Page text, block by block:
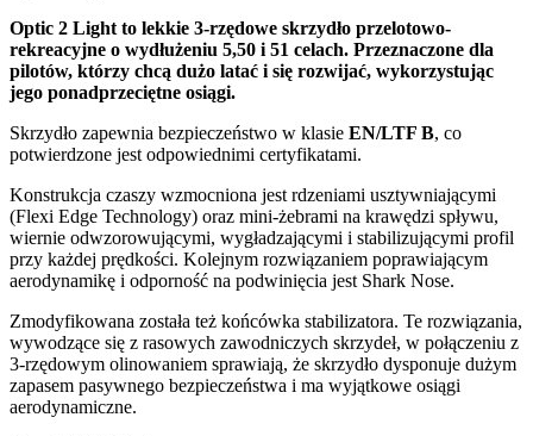
Optic 2 Light to lekkie 3-rzędowe skrzydło przelotowo-
rekreacyjne o wydłużeniu 5,50 i 51 celach. Przeznaczone dla
pilotów, którzy chcą dużo latać i się rozwijać, wykorzystując
jego ponadprzeciętne osiągi.
Skrzydło zapewnia bezpieczeństwo w klasie EN/LTF B, co
potwierdzone jest odpowiednimi certyfikatami.
Konstrukcja czaszy wzmocniona jest rdzeniami usztywniającymi
(Flexi Edge Technology) oraz mini-żebrami na krawędzi spływu,
wiernie odwzorowującymi, wygładzającymi i stabilizującymi profil
przy każdej prędkości. Kolejnym rozwiązaniem poprawiającym
aerodynamikę i odporność na podwinięcia jest Shark Nose.
Zmodyfikowana została też końcówka stabilizatora. Te rozwiązania,
wywodzące się z rasowych zawodniczych skrzydeł, w połączeniu z
3-rzędowym olinowaniem sprawiają, że skrzydło dysponuje dużym
zapasem pasywnego bezpieczeństwa i ma wyjątkowe osiągi
aerodynamiczne.